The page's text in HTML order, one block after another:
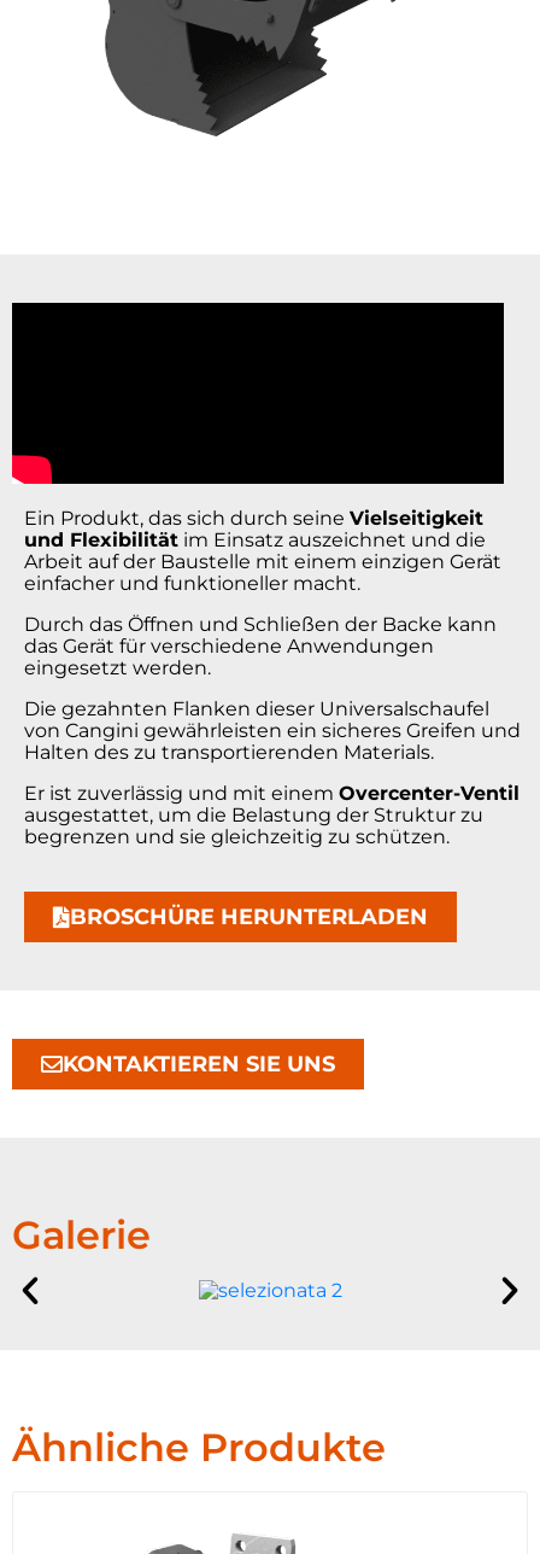
Ein Produkt, das sich durch seine Vielseitigkeit
und Flexibilität im Einsatz auszeichnet und die
Arbeit auf der Baustelle mit einem einzigen Gerät
einfacher und funktioneller macht.
Durch das Öffnen und Schließen der Backe kann
das Gerät für verschiedene Anwendungen
eingesetzt werden.
Die gezahnten Flanken dieser Universalschaufel
von Cangini gewährleisten ein sicheres Greifen und
Halten des zu transportierenden Materials.
Er ist zuverlässig und mit einem Overcenter-Ventil
ausgestattet, um die Belastung der Struktur zu
begrenzen und sie gleichzeitig zu schützen.
BROSCHÜRE HERUNTERLADEN
KONTAKTIEREN SIE UNS
Galerie
Ähnliche Produkte